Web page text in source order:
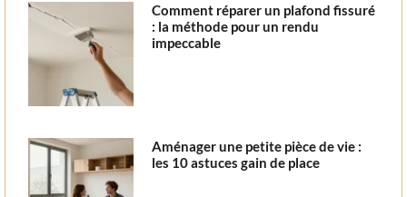
Comment réparer un plafond fissuré
: la méthode pour un rendu
impeccable
Aménager une petite pièce de vie :
les 10 astuces gain de place